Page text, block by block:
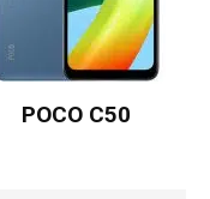
POCO C50